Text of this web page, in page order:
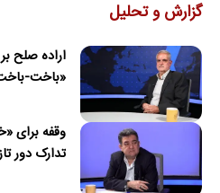
گزارش و تحلیل
اراده صلح
«باخت-
وقفه برای
تدارک دور